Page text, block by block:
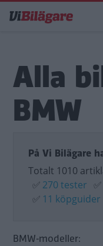
till
Alla
BMW
På Vi Bilägare
Totalt 1010
✅ 270 tester ✅
✅ 11 köpguider
BMW-modeller: